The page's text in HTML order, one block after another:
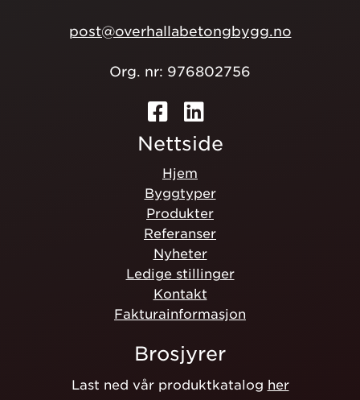
post@overhallabetongbygg.no
Org. nr: 976802756
Nettside
Hjem
Byggtyper
Produkter
Referanser
Nyheter
Ledige stillinger
Kontakt
Fakturainformasjon
Brosjyrer
Last ned vår produktkatalog her